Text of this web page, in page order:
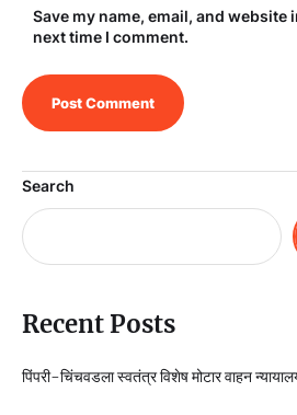
Save my name, email, and
next time I comment.
Search
Recent Posts
पिंपरी-चिंचवडला स्वतंत्र विशेष मोटार वाहन